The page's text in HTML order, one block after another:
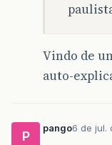
Vindo de
auto-
P
pango6 de jul.